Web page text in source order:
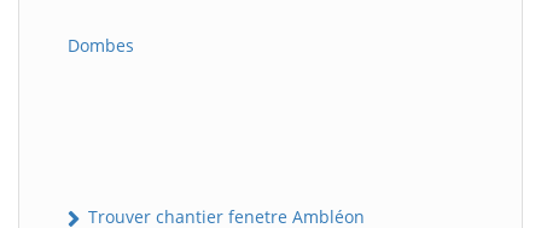
Dombes
Trouver chantier fenetre Ambléon